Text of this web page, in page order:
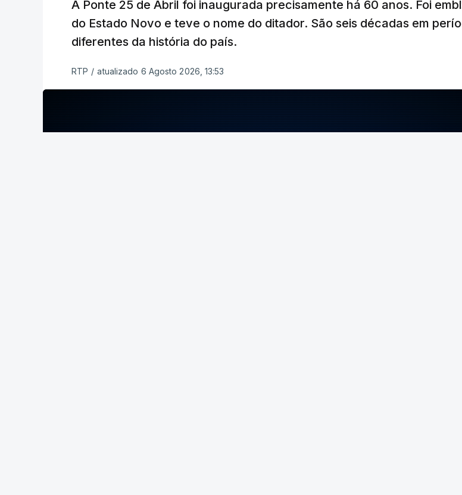
A Ponte 25 de Abril foi inaugurada precisamente há 60 anos. Foi
do Estado Novo e teve o nome do ditador. São seis décadas em
diferentes da história do país.
RTP / atualizado 6 Agosto 2026, 13:53